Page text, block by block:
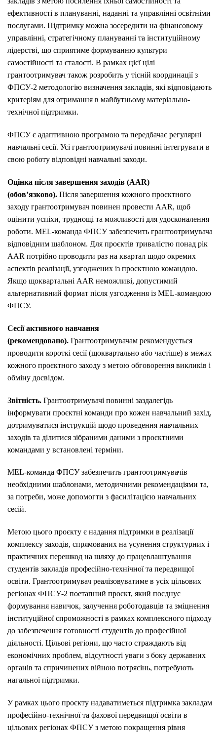
ефективності в плануванні, наданні та управлінні освітніми
послугами. Підтримку можна зосередити на фінансовому
управлінні, стратегічному плануванні та інституційному
лідерстві, що сприятиме формуванню культури
самостійності та сталості. В рамках цієї цілі
грантоотримувач також розробить у тісній координації з
ФПСУ-2 методологію визначення закладів, які відповідають
критеріям для отримання в майбутньому матеріально-
технічної підтримки.
ФПСУ є адаптивною програмою та передбачає регулярні
навчальні сесії. Усі грантоотримувачі повинні інтегрувати в
свою роботу відповідні навчальні заходи.
Оцінка після завершення заходів (AAR)
(обов’язково). Після завершення кожного проєктного
заходу грантоотримувач повинен провести AAR, щоб
оцінити успіхи, труднощі та можливості для удосконалення
роботи. MEL-команда ФПСУ забезпечить грантоотримувача
відповідним шаблоном. Для проєктів тривалістю понад рік
AAR потрібно проводити раз на квартал щодо окремих
аспектів реалізації, узгоджених із проєктною командою.
Якщо щоквартальні AAR неможливі, допустимий
альтернативний формат після узгодження із MEL-командою
ФПСУ.
Сесії активного навчання
(рекомендовано). Грантоотримувачам рекомендується
проводити короткі сесії (щоквартально або частіше) в межах
кожного проєктного заходу з метою обговорення викликів і
обміну досвідом.
Звітність. Грантоотримувачі повинні заздалегідь
інформувати проєктні команди про кожен навчальний захід,
дотримуватися інструкцій щодо проведення навчальних
заходів та ділитися зібраними даними з проєктними
командами у встановлені терміни.
MEL-команда ФПСУ забезпечить грантоотримувачів
необхідними шаблонами, методичними рекомендаціями та,
за потреби, може допомогти з фасилітацією навчальних
сесій.
Метою цього проєкту є надання підтримки в реалізації
комплексу заходів, спрямованих на усунення структурних і
практичних перешкод на шляху до працевлаштування
студентів закладів професійно-технічної та передвищої
освіти. Грантоотримувач реалізовуватиме в усіх цільових
регіонах ФПСУ-2 поетапний проєкт, який поєднує
формування навичок, залучення роботодавців та зміцнення
інституційної спроможності в рамках комплексного підходу
до забезпечення готовності студентів до професійної
діяльності. Цільові регіони, що часто страждають від
економічних проблем, відсутності уваги з боку державних
органів та спричинених війною потрясінь, потребують
нагальної підтримки.
У рамках цього проєкту надаватиметься підтримка закладам
професійно-технічної та фахової передвищої освіти в
цільових регіонах ФПСУ з метою покращення рівня